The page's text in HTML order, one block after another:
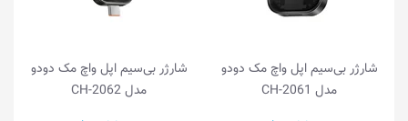
بی‌سیم اپل واچ مک دودو
شارژر بی‌سیم اپل واچ مک دودو